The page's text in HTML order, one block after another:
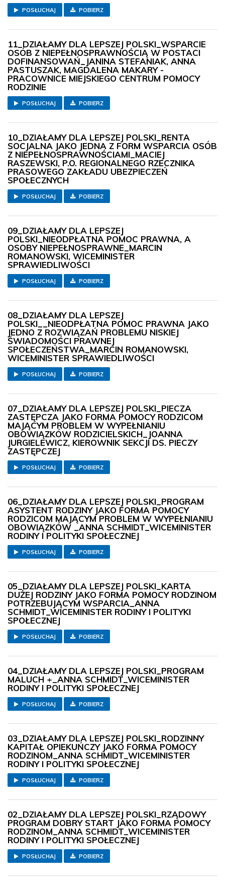
POSŁUCHAJ POBIERZ
11_DZIAŁAMY DLA LEPSZEJ POLSKI_WSPARCIE
OSÓB Z NIEPEŁNOSPRAWNOŚCIĄ W POSTACI
DOFINANSOWAŃ_JANINA STEFANIAK, ANNA
PASTUSZAK, MAGDALENA MAKARY -
PRACOWNICE MIEJSKIEGO CENTRUM POMOCY
RODZINIE
POSŁUCHAJ POBIERZ
10_DZIAŁAMY DLA LEPSZEJ POLSKI_RENTA
SOCJALNA JAKO JEDNA Z FORM WSPARCIA OSÓB
Z NIEPEŁNOSPRAWNOŚCIAMI_MACIEJ
RASZEWSKI, P.O. REGIONALNEGO RZECZNIKA
PRASOWEGO ZAKŁADU UBEZPIECZEŃ
SPOŁECZNYCH
POSŁUCHAJ POBIERZ
09_DZIAŁAMY DLA LEPSZEJ
POLSKI_NIEODPŁATNA POMOC PRAWNA, A
OSOBY NIEPEŁNOSPRAWNE_MARCIN
ROMANOWSKI, WICEMINISTER
SPRAWIEDLIWOŚCI
POSŁUCHAJ POBIERZ
08_DZIAŁAMY DLA LEPSZEJ
POLSKI__NIEODPŁATNA POMOC PRAWNA JAKO
JEDNO Z ROZWIĄZAŃ PROBLEMU NISKIEJ
ŚWIADOMOŚCI PRAWNEJ
SPOŁECZEŃSTWA_MARCIN ROMANOWSKI,
WICEMINISTER SPRAWIEDLIWOŚCI
POSŁUCHAJ POBIERZ
07_DZIAŁAMY DLA LEPSZEJ POLSKI_PIECZA
ZASTĘPCZA JAKO FORMA POMOCY RODZICOM
MAJĄCYM PROBLEM W WYPEŁNIANIU
OBOWIĄZKÓW RODZICIELSKICH_JOANNA
JURGIELEWICZ, KIEROWNIK SEKCJI DS. PIECZY
ZASTĘPCZEJ
POSŁUCHAJ POBIERZ
06_DZIAŁAMY DLA LEPSZEJ POLSKI_PROGRAM
ASYSTENT RODZINY JAKO FORMA POMOCY
RODZICOM MAJĄCYM PROBLEM W WYPEŁNIANIU
OBOWIĄZKÓW _ANNA SCHMIDT_WICEMINISTER
RODINY I POLITYKI SPOŁECZNEJ
POSŁUCHAJ POBIERZ
05_DZIAŁAMY DLA LEPSZEJ POLSKI_KARTA
DUŻEJ RODZINY JAKO FORMA POMOCY RODZINOM
POTRZEBUJĄCYM WSPARCIA_ANNA
SCHMIDT_WICEMINISTER RODINY I POLITYKI
SPOŁECZNEJ
POSŁUCHAJ POBIERZ
04_DZIAŁAMY DLA LEPSZEJ POLSKI_PROGRAM
MALUCH +_ANNA SCHMIDT_WICEMINISTER
RODINY I POLITYKI SPOŁECZNEJ
POSŁUCHAJ POBIERZ
03_DZIAŁAMY DLA LEPSZEJ POLSKI_RODZINNY
KAPITAŁ OPIEKUŃCZY JAKO FORMA POMOCY
RODZINOM_ANNA SCHMIDT_WICEMINISTER
RODINY I POLITYKI SPOŁECZNEJ
POSŁUCHAJ POBIERZ
02_DZIAŁAMY DLA LEPSZEJ POLSKI_RZĄDOWY
PROGRAM DOBRY START JAKO FORMA POMOCY
RODZINOM_ANNA SCHMIDT_WICEMINISTER
RODINY I POLITYKI SPOŁECZNEJ
POSŁUCHAJ POBIERZ